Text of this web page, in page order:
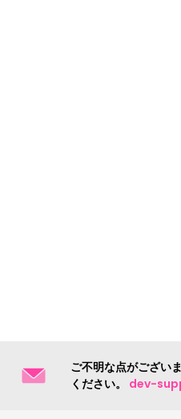
ご不明な点がござい
ください。
dev-